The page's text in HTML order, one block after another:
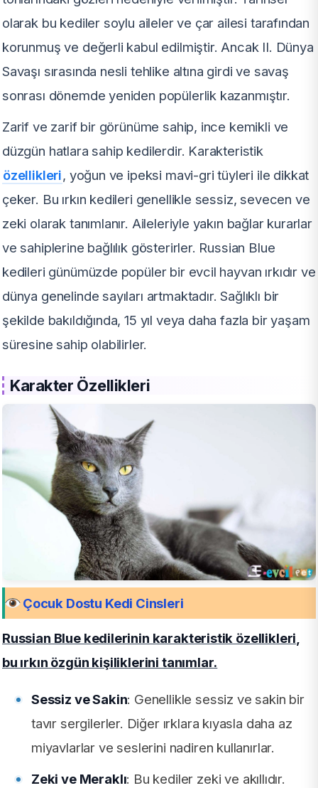
olarak bu kediler soylu aileler ve çar ailesi tarafından
korunmuş ve değerli kabul edilmiştir. Ancak II. Dünya
Savaşı sırasında nesli tehlike altına girdi ve savaş
sonrası dönemde yeniden popülerlik kazanmıştır.
Zarif ve zarif bir görünüme sahip, ince kemikli ve
düzgün hatlara sahip kedilerdir. Karakteristik
özellikleri, yoğun ve ipeksi mavi-gri tüyleri ile dikkat
çeker. Bu ırkın kedileri genellikle sessiz, sevecen ve
zeki olarak tanımlanır. Aileleriyle yakın bağlar kurarlar
ve sahiplerine bağlılık gösterirler. Russian Blue
kedileri günümüzde popüler bir evcil hayvan ırkıdır ve
dünya genelinde sayıları artmaktadır. Sağlıklı bir
şekilde bakıldığında, 15 yıl veya daha fazla bir yaşam
süresine sahip olabilirler.
Karakter Özellikleri
Çocuk Dostu Kedi Cinsleri
Russian Blue kedilerinin karakteristik özellikleri,
bu ırkın özgün kişiliklerini tanımlar.
Sessiz ve Sakin: Genellikle sessiz ve sakin bir
tavır sergilerler. Diğer ırklara kıyasla daha az
miyavlarlar ve seslerini nadiren kullanırlar.
Zeki ve Meraklı: Bu kediler zeki ve akıllıdır.